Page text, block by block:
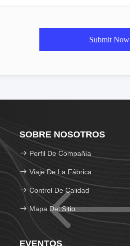
Submit Now
SOBRE NOSOTROS
Perfil De Compañía
Viaje De La Fábrica
Control De Calidad
Mapa Del Sitio
EVENTOS